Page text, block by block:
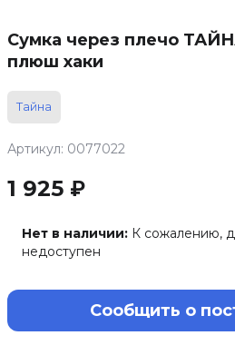
Сумка через плечо
плюш хаки
Тайна
Артикул: 0077022
1 925 ₽
Нет в наличии: К сожалению,
недоступен
Сообщить о